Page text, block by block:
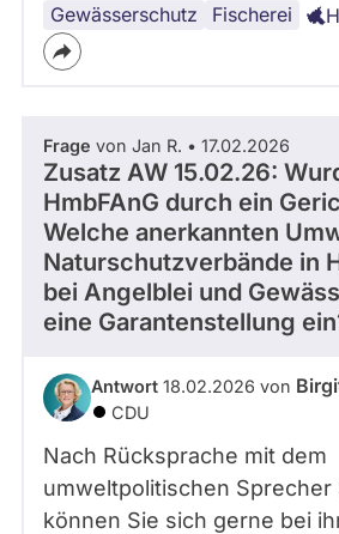
Gewässerschutz Fischerei
Frage von Jan R. • 17.02.2026
Zusatz AW 15.02.26:
HmbFAnG durch ein
Welche anerkannten
Naturschutzverbände in
bei Angelblei und
eine Garantenstellung
Antwort 18.02.2026 von
CDU
Nach Rücksprache mit dem
umweltpolitischen Sprecher
können Sie sich gerne bei